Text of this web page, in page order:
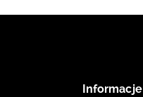
Informacje